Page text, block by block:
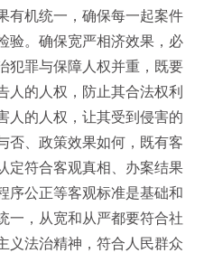
有机统一，确保每一起案件
验。确保宽严相济效果，必
犯罪与保障人权并重，既要
人的人权，防止其合法权利
人的人权，让其受到侵害的
否、政策效果如何，既有客
定符合客观真相、办案结果
序公正等客观标准是基础和
一，从宽和从严都要符合社
义法治精神，符合人民群众